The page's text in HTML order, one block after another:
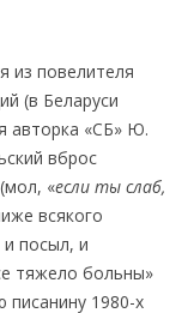
из повелителя
(в Беларуси
авторка «СБ» Ю.
вброс
(мол, «если ты слаб,
всякого
и посыл, и
тяжело больны»
писанину 1980-х